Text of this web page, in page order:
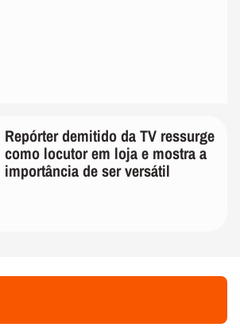
Repórter demitido da TV ressurge
como locutor em loja e mostra a
importância de ser versátil